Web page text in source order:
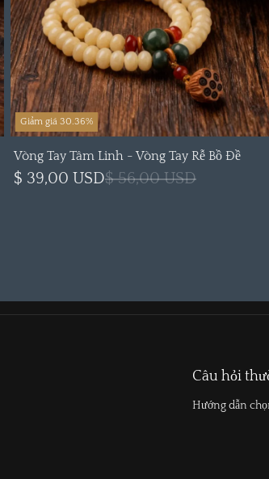
Giảm giá 30.36%
Vòng Tay Tâm Linh - Vòng Tay Rễ Bồ Đề
$ 39,00 USD$ 56,00 USD
Câu hỏi
Hướng dẫn